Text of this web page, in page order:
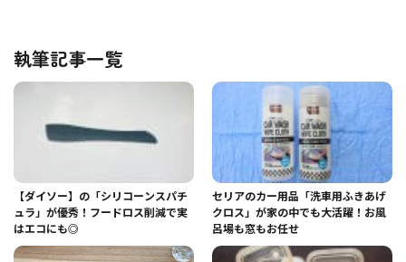
執筆記事一覧
【ダイソー】の「シリコーンスパチ
ュラ」が優秀！フードロス削減で実
はエコにも◎
セリアのカー用品「洗車用ふきあげ
クロス」が家の中でも大活躍！お風
呂場も窓もお任せ